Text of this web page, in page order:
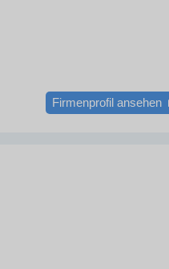
Firmenprofil ansehen